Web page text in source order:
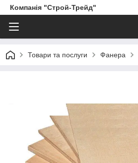
Компанія "Строй-Трейд"
Товари та послуги Фанера